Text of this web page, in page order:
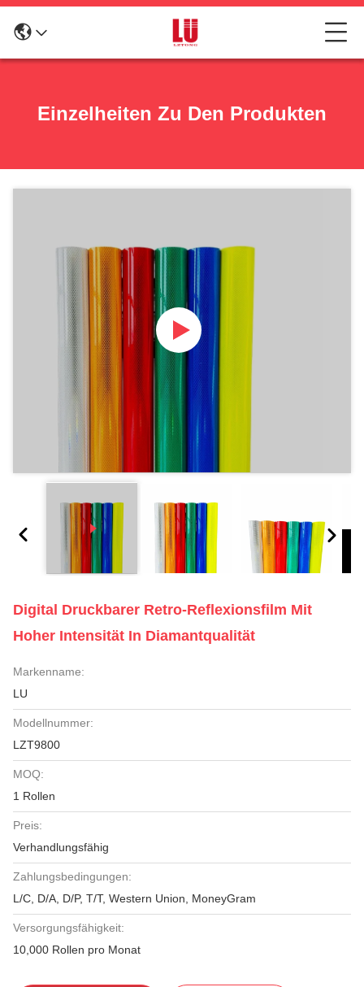
Einzelheiten Zu Den Produkten
Digital Druckbarer Retro-Reflexionsfilm Mit
Hoher Intensität In Diamantqualität
Markenname:
LU
Modellnummer:
LZT9800
MOQ:
1 Rollen
Preis:
Verhandlungsfähig
Zahlungsbedingungen:
L/C, D/A, D/P, T/T, Western Union, MoneyGram
Versorgungsfähigkeit:
10,000 Rollen pro Monat